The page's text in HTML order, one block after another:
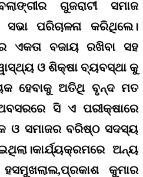
ଗୁଜରାଟୀ ସମାଜ
ପରିଚାଳନା କରିଥିଲେ।
ଏକତା ବଜାୟ ରଖିବା ସହ
ଓ ଶିକ୍ଷା ବ୍ୟବସ୍ଥା କୁ
ହେବାକୁ ଅତିଥି ବୃନ୍ଦ ମତ
ସି ଏ ପରୀକ୍ଷାରେ
ଓ ସମାଜର ବରିଷ୍ଠ ସଦସ୍ୟ
ଅନ୍ୟ
କୁମାର